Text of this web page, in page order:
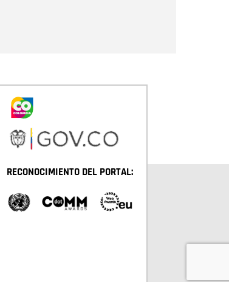
RECONOCIMIENTO DEL PORTAL: